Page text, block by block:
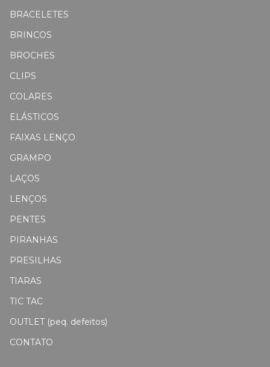
BRACELETES
BRINCOS
BROCHES
CLIPS
COLARES
ELÁSTICOS
FAIXAS LENÇO
GRAMPO
LAÇOS
LENÇOS
PENTES
PIRANHAS
PRESILHAS
TIARAS
TIC TAC
OUTLET (peq. defeitos)
CONTATO